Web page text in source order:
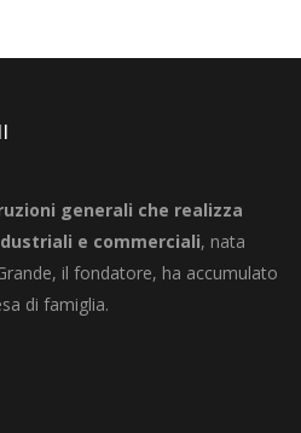
generali che realizza
e commerciali, nata
il fondatore, ha accumulato
di famiglia.